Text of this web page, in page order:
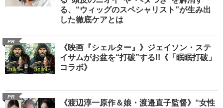
る、“ウィッグのスペシャリスト”が生み出
した徹底ケアとは
PR
《映画『シェルター』》ジェイソン・ステ
イサムがお盆を“打破”する!!《「眠眠打破」
コラボ》
PR
《渡辺淳一原作＆娘・渡邉直子監督》“女性